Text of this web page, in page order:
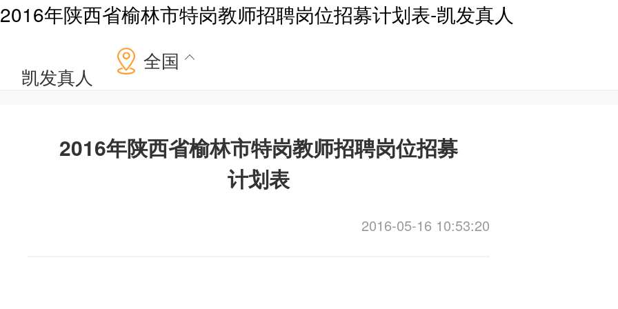
2016年陕西省榆林市特岗教师招聘岗位招募计划表-凯发真人
凯发真人
全国
2016年陕西省榆林市特岗教师招聘岗位招募
计划表
2016-05-16 10:53:20